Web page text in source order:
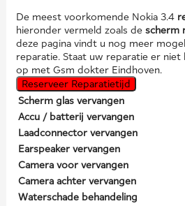
De meest voorkomende Nokia 3.4
hieronder vermeld zoals de scherm
deze pagina vindt u nog meer
reparatie. Staat uw reparatie er niet
op met Gsm dokter Eindhoven.
Reserveer Reparatietijd
Scherm glas vervangen
Accu / batterij vervangen
Laadconnector vervangen
Earspeaker vervangen
Camera voor vervangen
Camera achter vervangen
Waterschade behandeling